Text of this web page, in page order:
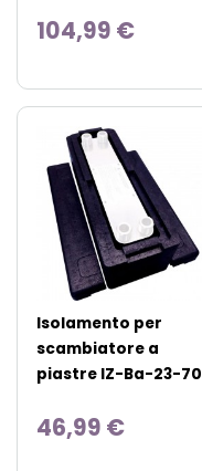
104,99 €
Isolamento per
scambiatore a
piastre IZ-Ba-23-70
46,99 €